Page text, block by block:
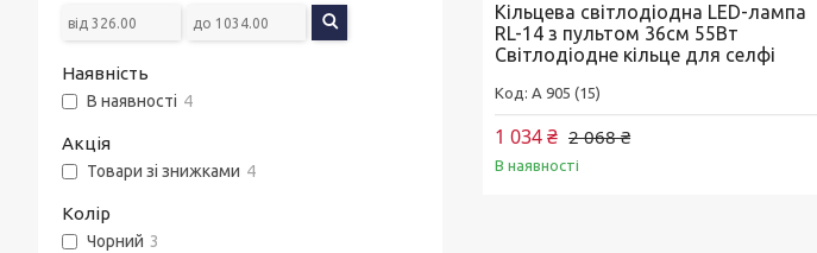
Кільцева світлодіодна LED-лампа
RL-14 з пультом 36см 55Вт
Світлодіодне кільце для селфі
A 905 (15)
2 068 ₴
1 034 ₴
В наявності
Кава-брейк
Подрібнювачі та Терки
Набори для спецій
Термоси
Наявність
В наявності 4
Акція
Товари зі знижками 4
Колір
Чорний 3